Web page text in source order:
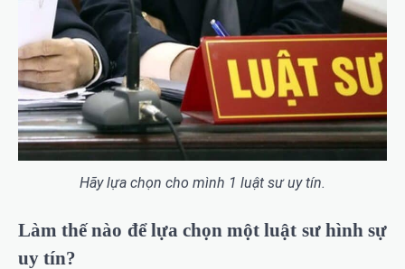
Hãy lựa chọn cho mình 1 luật sư uy tín.
Làm thế nào để lựa chọn một luật sư hình sự
uy tín?